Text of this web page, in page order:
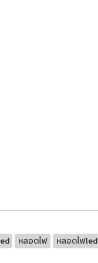
หลอดไฟ หลอดไฟled